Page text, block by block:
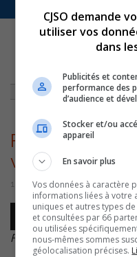
CHEZ ARCELOR MITTAL »
Francois
visite
18 août 2016 | Par Journaliste
Lecteur
audio
00:00
Francois Legault –
CJSO demande
utiliser vos
dans
Publicités et
performance des
d’audience et
Stocker et/ou
appareil
En savoir plus
Vos données à caractère
informations liées à votre
uniques et autres types
et consultées par 66
ou utilisées
nous-mêmes sommes
géolocalisation précises.